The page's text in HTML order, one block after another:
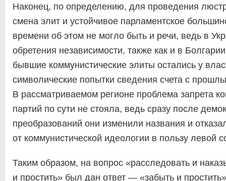
Наконец, по определению, для проведения
смена элит и устойчивое парламентское
времени об этом не могло быть и речи, ведь в
обретения независимости, также как и в
бывшие коммунистические элиты остались у
символические попытки сведения счета с
В рассматриваемом регионе проблема запрета
партий по сути не стояла, ведь сразу после
преобразований они изменили названия и
от коммунистической идеологии в пользу левой
Таким образом, на вопрос «расследовать и
и простить» был дан ответ — «забыть и